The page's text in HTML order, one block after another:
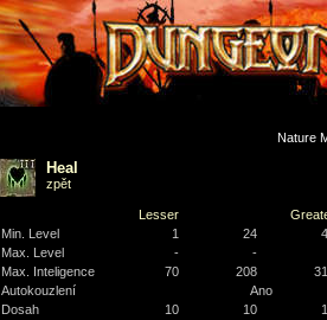
Nature
Heal
zpět
Lesser
Min. Level
1 24
Max. Level
-
-
Max. Inteligence
70 208
Autokouzlení
Ano
Dosah
10 10